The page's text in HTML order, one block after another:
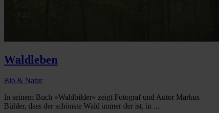
Waldleben
Bio & Natur
In seinem Buch »Waldbilder» zeigt Fotograf und Autor Markus
Bühler, dass der schönste Wald immer der ist, in ...